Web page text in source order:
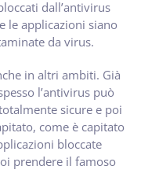
dall’antivirus
le applicazioni siano
da virus.
in altri ambiti. Già
l’antivirus può
sicure e poi
come è capitato
bloccate
prendere il famoso